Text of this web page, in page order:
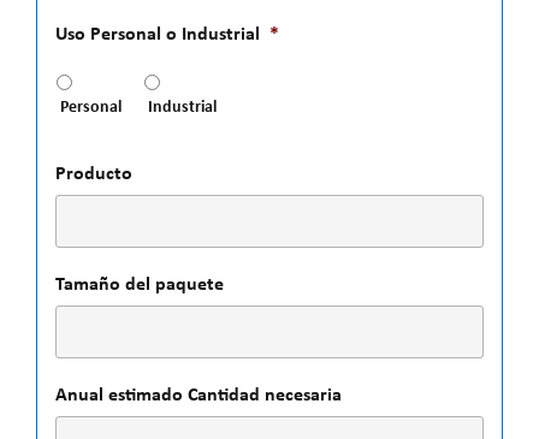
Uso Personal o Industrial *
Personal Industrial
Producto
Tamaño del paquete
Anual estimado Cantidad necesaria